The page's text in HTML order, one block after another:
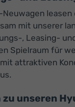
Neuwagen
mit unserer
, Leasing-
Spielraum für
mit attraktiven
zu unseren